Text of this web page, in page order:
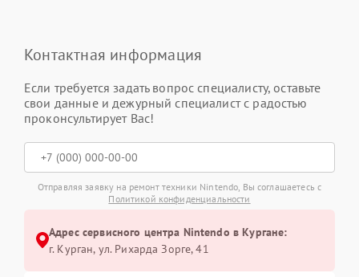
Контактная информация
Если требуется задать вопрос специалисту, оставьте
свои данные и дежурный специалист с радостью
проконсультирует Вас!
Отправляя заявку на ремонт техники Nintendo, Вы соглашаетесь с
Политикой конфиденциальности
Адрес сервисного центра Nintendo в Кургане:
г. Курган, ул. Рихарда Зорге, 41